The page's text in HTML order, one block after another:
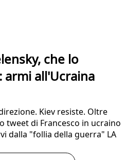
che lo
armi all'Ucraina
Kiev resiste. Oltre
tweet di Francesco in ucraino
dalla "follia della guerra" LA